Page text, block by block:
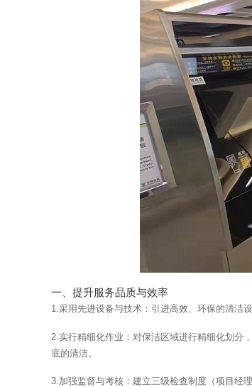
一、提升服务品质与效率
1.采用先进设备与技术：引进高效、环保的清洁设备
2.实行精细化作业：对保洁区域进行精细化划分，明
底的清洁。
3.加强监督与考核：建立三级检查制度（项